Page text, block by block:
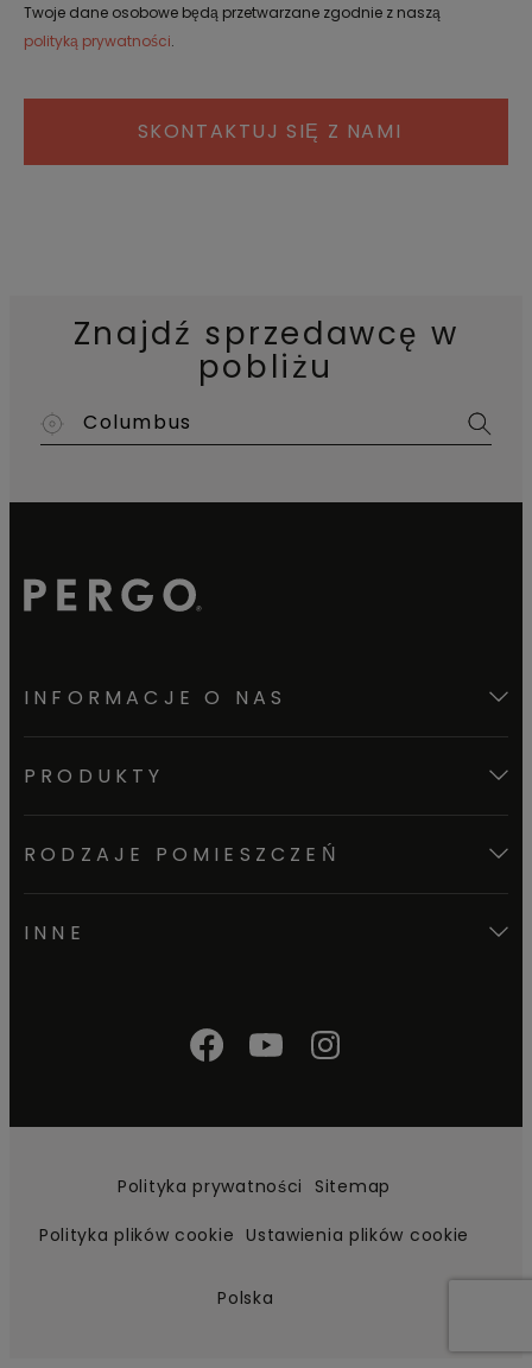
Twoje dane osobowe będą przetwarzane zgodnie z naszą
polityką prywatności.
SKONTAKTUJ SIĘ Z NAMI
Znajdź sprzedawcę w
pobliżu
INFORMACJE O NAS
PRODUKTY
RODZAJE POMIESZCZEŃ
INNE
Polityka prywatności Sitemap
Polityka plików cookie Ustawienia plików cookie
Polska